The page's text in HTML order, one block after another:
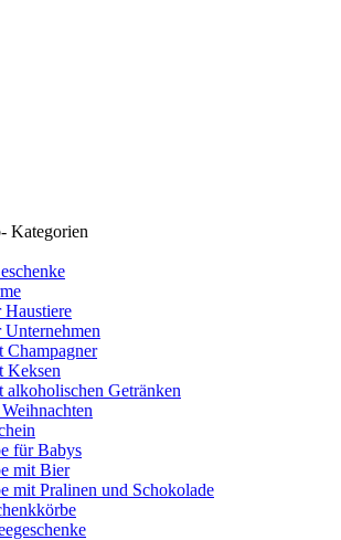
Kategorien
Haustiere
Unternehmen
Champagner
Keksen
alkoholischen Getränken
für Babys
mit Bier
mit Pralinen und Schokolade